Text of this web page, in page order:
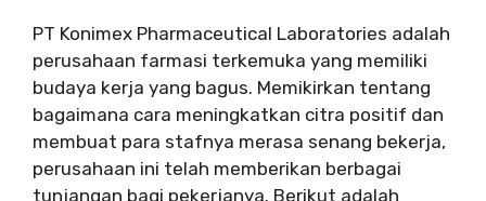
PT Konimex Pharmaceutical Laboratories adalah
perusahaan farmasi terkemuka yang memiliki
budaya kerja yang bagus. Memikirkan tentang
bagaimana cara meningkatkan citra positif dan
membuat para stafnya merasa senang bekerja,
perusahaan ini telah memberikan berbagai
tunjangan bagi pekerjanya. Berikut adalah